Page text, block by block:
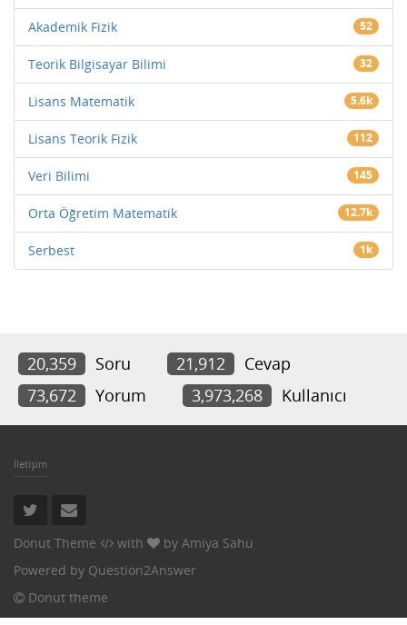
Akademik Fizik 52
Teorik Bilgisayar Bilimi 32
Lisans Matematik 5.6k
Lisans Teorik Fizik 112
Veri Bilimi 145
Orta Öğretim Matematik 12.7k
Serbest 1k
20,359 Soru 21,912
Cevap
73,672
Yorum 3,973,268 Kullanıcı
İletişim
Donut Theme with by Amiya Sahu
Powered by Question2Answer
Donut theme